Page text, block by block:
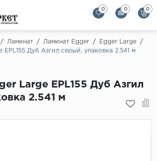
Назад
Alpine Floor
0 0 0
/ Ламинат / Ламинат Egger / Egger Large
/
EPL155 Дуб Азгил серый, упаковка 2.541 м
Large EPL155 Дуб Азгил
2.541 м